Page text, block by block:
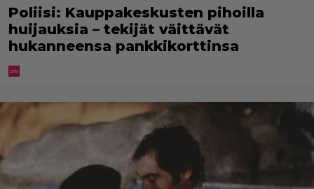
Poliisi: Kauppakeskusten pihoilla
huijauksia – tekijät väittävät
hukanneensa pankkikorttinsa